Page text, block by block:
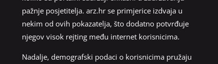
pažnje posjetitelja. arz.hr se primjerice izdvaja u
nekim od ovih pokazatelja, što dodatno potvrđuje
njegov visok rejting među internet korisnicima.
Nadalje, demografski podaci o korisnicima pružaju